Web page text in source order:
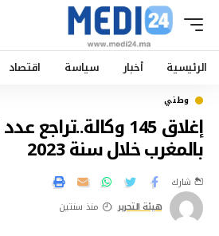
الرئيسية أخبار سياسة اقتصاد
وطني
إغلاق 145
بالمغرب خلال سنة 2023
هيئة التحرير منذ سنتين
شارك